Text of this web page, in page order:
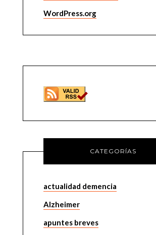
WordPress.org
CATEGORÍAS
actualidad demencia
Alzheimer
apuntes breves